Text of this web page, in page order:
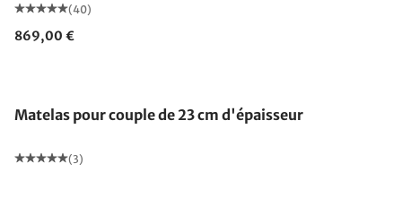
(40)
869,00 €
Matelas pour couple de 23 cm d'épaisseur
(3)